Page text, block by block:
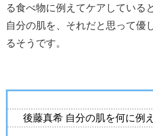
る食べ物に例えてケアしている
自分の肌を、それだと思って優
るそうです。
後藤真希 自分の肌を何に例